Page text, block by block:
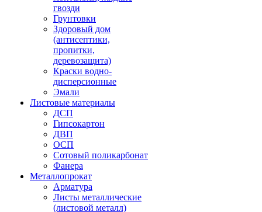
гвозди
Грунтовки
Здоровый дом
(антисептики,
пропитки,
деревозащита)
Краски водно-
дисперсионные
Эмали
Листовые материалы
ДСП
Гипсокартон
ДВП
ОСП
Сотовый поликарбонат
Фанера
Металлопрокат
Арматура
Листы металлические
(листовой металл)